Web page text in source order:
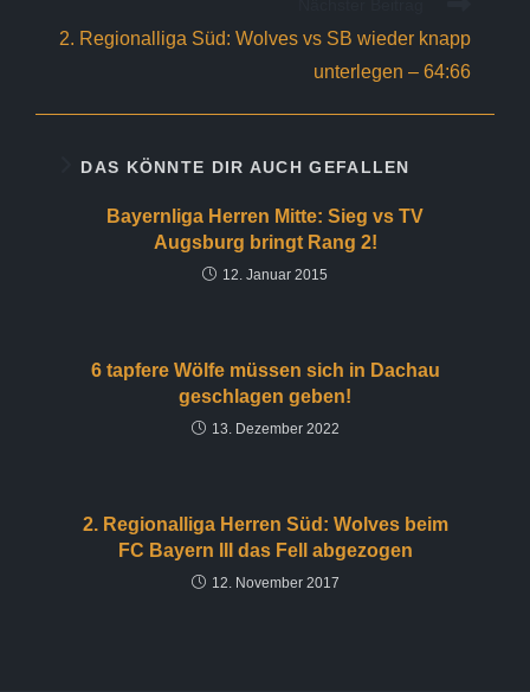
2. Regionalliga Süd: Wolves vs SB wieder knapp
unterlegen – 64:66
DAS KÖNNTE DIR AUCH GEFALLEN
Bayernliga Herren Mitte: Sieg vs TV
Augsburg bringt Rang 2!
12. Januar 2015
6 tapfere Wölfe müssen sich in Dachau
geschlagen geben!
13. Dezember 2022
2. Regionalliga Herren Süd: Wolves beim
FC Bayern III das Fell abgezogen
12. November 2017